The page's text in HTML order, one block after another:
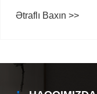
Ətraflı Baxın >>